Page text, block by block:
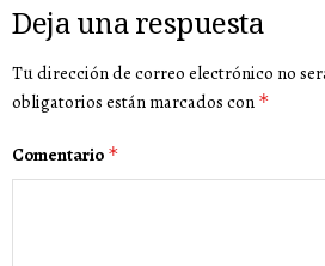
Deja una respuesta
Tu dirección de correo electrónico no
obligatorios están marcados con *
Comentario *